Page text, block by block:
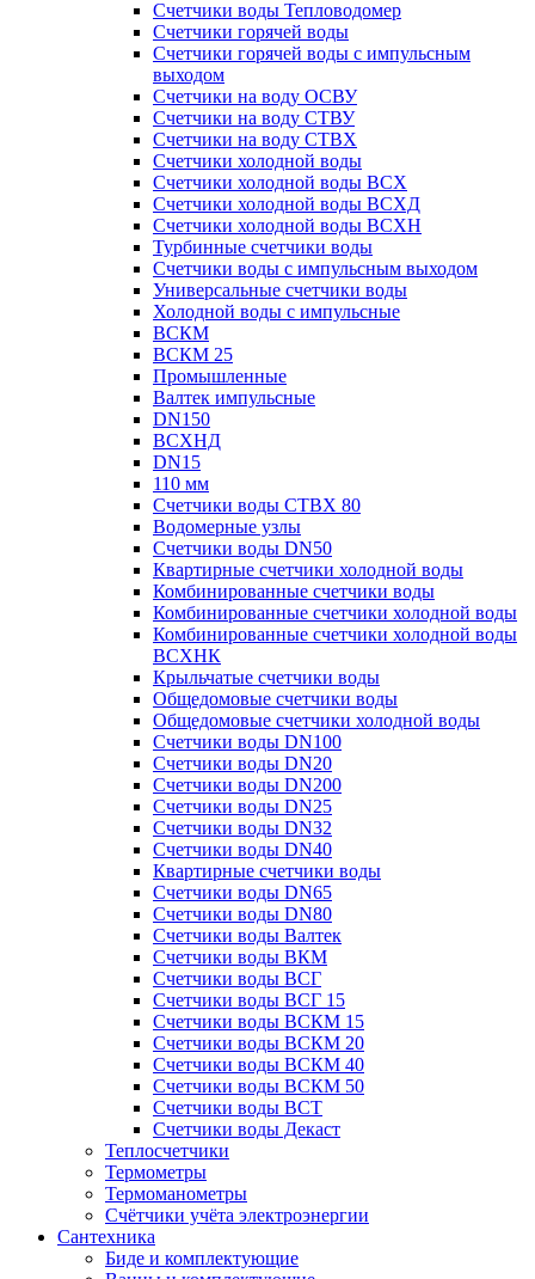
Счетчики воды Тепловодомер
Счетчики горячей воды
Счетчики горячей воды с импульсным
выходом
Счетчики на воду ОСВУ
Счетчики на воду СТВУ
Счетчики на воду СТВХ
Счетчики холодной воды
Счетчики холодной воды ВСХ
Счетчики холодной воды ВСХД
Счетчики холодной воды ВСХН
Турбинные счетчики воды
Счетчики воды с импульсным выходом
Универсальные счетчики воды
Холодной воды с импульсные
ВСКМ
ВСКМ 25
Промышленные
Валтек импульсные
DN150
ВСХНД
DN15
110 мм
Счетчики воды СТВХ 80
Водомерные узлы
Счетчики воды DN50
Квартирные счетчики холодной воды
Комбинированные счетчики воды
Комбинированные счетчики холодной воды
Комбинированные счетчики холодной воды
ВСХНК
Крыльчатые счетчики воды
Общедомовые счетчики воды
Общедомовые счетчики холодной воды
Счетчики воды DN100
Счетчики воды DN20
Счетчики воды DN200
Счетчики воды DN25
Счетчики воды DN32
Счетчики воды DN40
Квартирные счетчики воды
Счетчики воды DN65
Счетчики воды DN80
Счетчики воды Валтек
Счетчики воды ВКМ
Счетчики воды ВСГ
Счетчики воды ВСГ 15
Счетчики воды ВСКМ 15
Счетчики воды ВСКМ 20
Счетчики воды ВСКМ 40
Счетчики воды ВСКМ 50
Счетчики воды ВСТ
Счетчики воды Декаст
Теплосчетчики
Термометры
Термоманометры
Счётчики учёта электроэнергии
Сантехника
Биде и комплектующие